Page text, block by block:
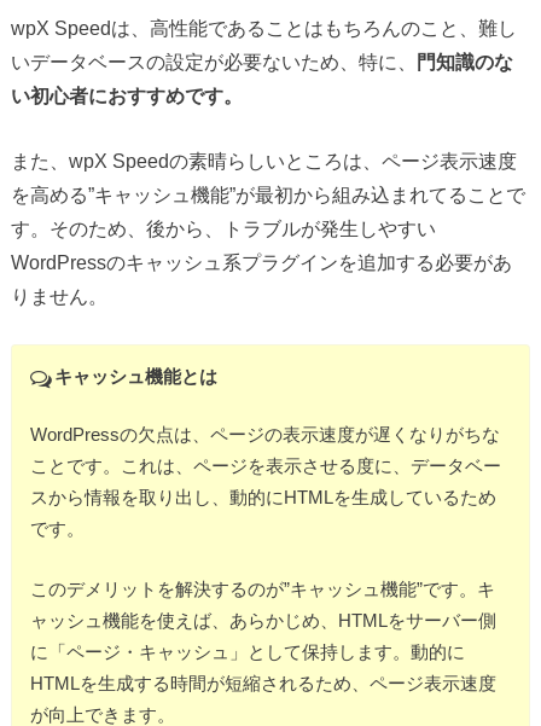
wpX Speedは、高性能であることはもちろんのこと、難し
いデータベースの設定が必要ないため、特に、
門知識のな
い初心者におすすめです。
また、wpX Speedの素晴らしいところは、ページ表示速度
を高める”キャッシュ機能”が最初から組み込まれてることで
す。そのため、後から、トラブルが発生しやすい
WordPressのキャッシュ系プラグインを追加する必要があ
りません。
キャッシュ機能とは
WordPressの欠点は、ページの表示速度が遅くなりがちな
ことです。これは、ページを表示させる度に、データベー
スから情報を取り出し、動的にHTMLを生成しているため
です。
このデメリットを解決するのが”キャッシュ機能”です。キ
ャッシュ機能を使えば、あらかじめ、HTMLをサーバー側
に「ページ・キャッシュ」として保持します。動的に
HTMLを生成する時間が短縮されるため、ページ表示速度
が向上できます。